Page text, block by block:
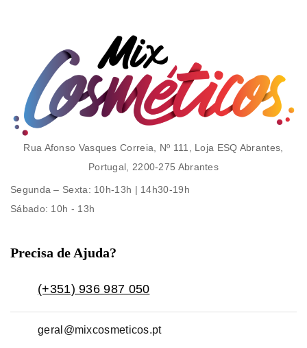
Rua Afonso Vasques Correia, Nº 111, Loja ESQ Abrantes,
Portugal, 2200-275 Abrantes
Segunda – Sexta: 10h-13h | 14h30-19h
Sábado: 10h - 13h
Precisa de Ajuda?
(+351) 936 987 050
geral@mixcosmeticos.pt